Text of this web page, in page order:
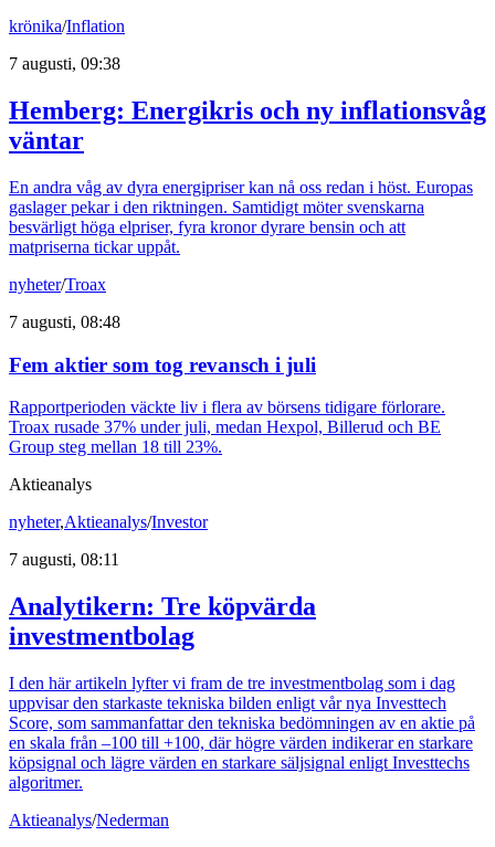
krönika/Inflation
7 augusti, 09:38
Hemberg: Energikris och ny inflationsvåg
väntar
En andra våg av dyra energipriser kan nå oss redan i höst. Europas
gaslager pekar i den riktningen. Samtidigt möter svenskarna
besvärligt höga elpriser, fyra kronor dyrare bensin och att
matpriserna tickar uppåt.
nyheter/Troax
7 augusti, 08:48
Fem aktier som tog revansch i juli
Rapportperioden väckte liv i flera av börsens tidigare förlorare.
Troax rusade 37% under juli, medan Hexpol, Billerud och BE
Group steg mellan 18 till 23%.
Aktieanalys
nyheter,Aktieanalys/Investor
7 augusti, 08:11
Analytikern: Tre köpvärda
investmentbolag
I den här artikeln lyfter vi fram de tre investmentbolag som i dag
uppvisar den starkaste tekniska bilden enligt vår nya Investtech
Score, som sammanfattar den tekniska bedömningen av en aktie på
en skala från –100 till +100, där högre värden indikerar en starkare
köpsignal och lägre värden en starkare säljsignal enligt Investtechs
algoritmer.
Aktieanalys/Nederman